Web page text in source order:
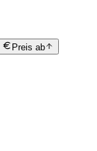
Preis ab